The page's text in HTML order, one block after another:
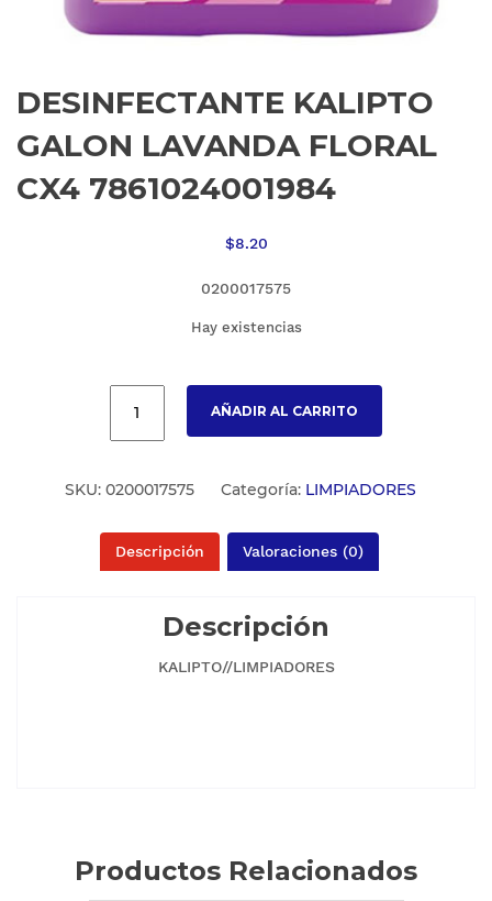
DESINFECTANTE KALIPTO
GALON LAVANDA FLORAL
CX4 7861024001984
$8.20
0200017575
Hay existencias
AÑADIR AL CARRITO
SKU: 0200017575 Categoría: LIMPIADORES
Descripción Valoraciones (0)
Descripción
KALIPTO//LIMPIADORES
Productos Relacionados